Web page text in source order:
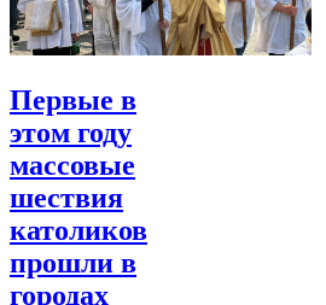
Первые в
этом году
массовые
шествия
католиков
прошли в
городах